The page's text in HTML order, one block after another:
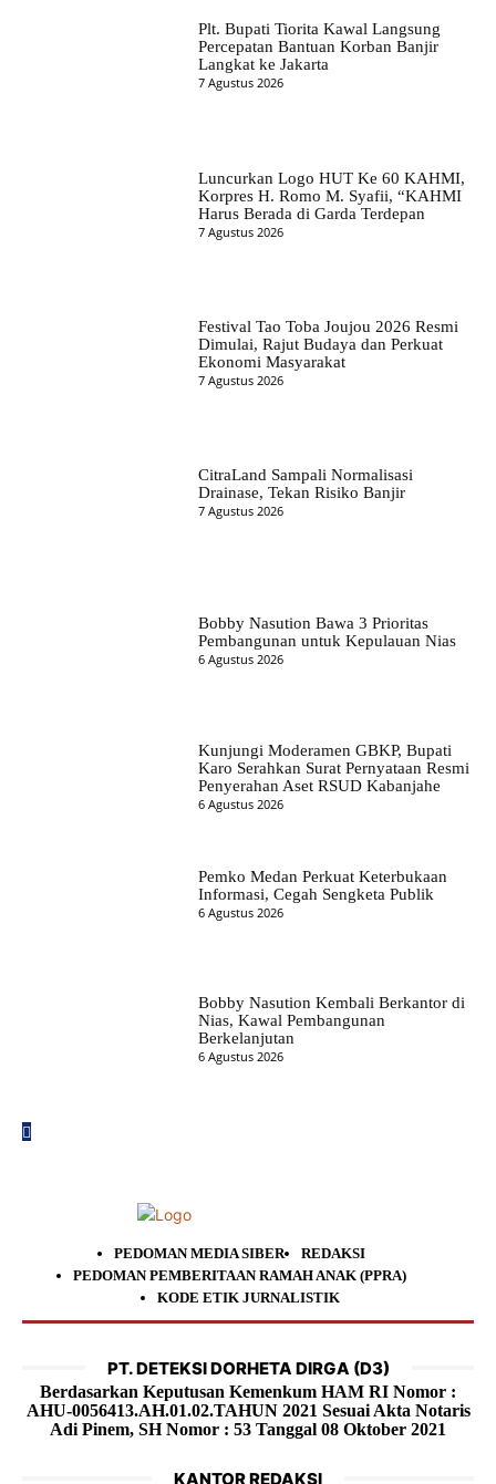
Plt. Bupati Tiorita Kawal Langsung
Percepatan Bantuan Korban Banjir
Langkat ke Jakarta
7 Agustus 2026
Luncurkan Logo HUT Ke 60 KAHMI,
Korpres H. Romo M. Syafii, “KAHMI
Harus Berada di Garda Terdepan
7 Agustus 2026
Festival Tao Toba Joujou 2026 Resmi
Dimulai, Rajut Budaya dan Perkuat
Ekonomi Masyarakat
7 Agustus 2026
CitraLand Sampali Normalisasi
Drainase, Tekan Risiko Banjir
7 Agustus 2026
Bobby Nasution Bawa 3 Prioritas
Pembangunan untuk Kepulauan Nias
6 Agustus 2026
Kunjungi Moderamen GBKP, Bupati
Karo Serahkan Surat Pernyataan Resmi
Penyerahan Aset RSUD Kabanjahe
6 Agustus 2026
Pemko Medan Perkuat Keterbukaan
Informasi, Cegah Sengketa Publik
6 Agustus 2026
Bobby Nasution Kembali Berkantor di
Nias, Kawal Pembangunan
Berkelanjutan
6 Agustus 2026
PEDOMAN MEDIA SIBER
REDAKSI
PEDOMAN PEMBERITAAN RAMAH ANAK (PPRA)
KODE ETIK JURNALISTIK
PT. DETEKSI DORHETA DIRGA (D3)
Berdasarkan Keputusan Kemenkum HAM RI Nomor :
AHU-0056413.AH.01.02.TAHUN 2021 Sesuai Akta Notaris
Adi Pinem, SH Nomor : 53 Tanggal 08 Oktober 2021
KANTOR REDAKSI